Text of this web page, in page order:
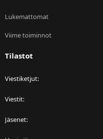
Lukemattomat
Viime toiminnot
Tilastot
Viestiketjut
Viestit
Jäsenet